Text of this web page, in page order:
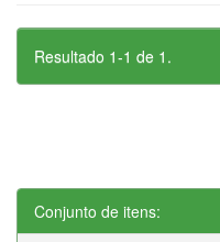
Resultado 1-1 de 1.
Conjunto de itens: